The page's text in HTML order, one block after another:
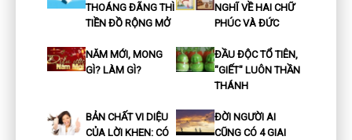
THOÁNG ĐÃNG THÌ
TIỀN ĐỒ RỘNG MỞ
NGHĨ VỀ HAI CHỮ
PHÚC VÀ ĐỨC
NĂM MỚI, MONG
GÌ? LÀM GÌ?
ĐẦU ĐỘC TỔ TIÊN,
"GIẾT" LUÔN THẦN
THÁNH
BẢN CHẤT VI DIỆU
CỦA LỜI KHEN: CÓ
ĐỜI NGƯỜI AI
CŨNG CÓ 4 GIAI